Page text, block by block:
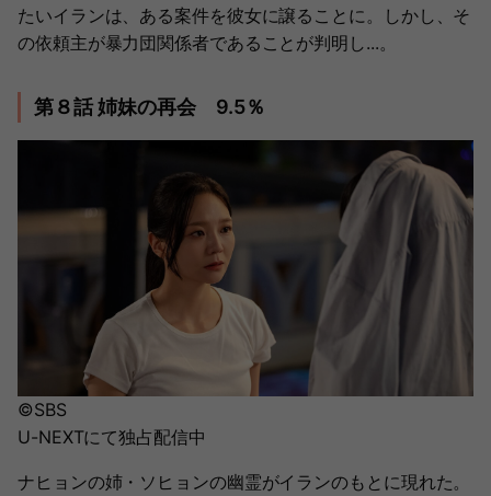
たいイランは、ある案件を彼女に譲ることに。しかし、そ
の依頼主が暴力団関係者であることが判明し...。
第８話 姉妹の再会 9.5％
©SBS
U-NEXTにて独占配信中
ナヒョンの姉・ソヒョンの幽霊がイランのもとに現れた。